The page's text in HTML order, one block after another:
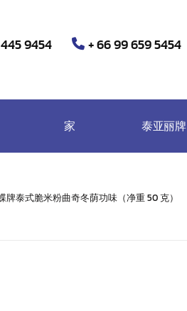
9454 + 66 99 659 5454
家 泰亚丽牌
泰式脆米粉曲奇冬荫功味（净重 50 克）